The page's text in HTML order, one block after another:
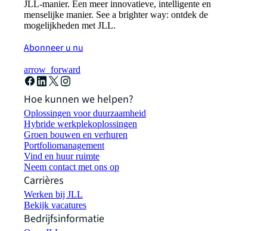
JLL-manier. Een meer innovatieve, intelligente en
menselijke manier. See a brighter way: ontdek de
mogelijkheden met JLL.
Abonneer u nu
arrow_forward
Hoe kunnen we helpen?
Oplossingen voor duurzaamheid
Hybride werkplekoplossingen
Groen bouwen en verhuren
Portfoliomanagement
Vind en huur ruimte
Neem contact met ons op
Carrières
Werken bij JLL
Bekijk vacatures
Bedrijfsinformatie